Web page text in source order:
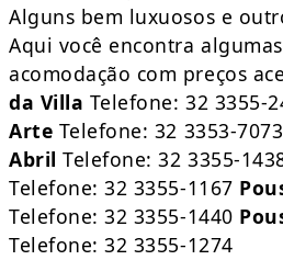
Alguns bem luxuosos e
Aqui você encontra
acomodação com preços
da Villa Telefone: 32 3355-
Arte Telefone: 32 3353-7073
Abril Telefone: 32 3355-
Telefone: 32 3355-1167
Telefone: 32 3355-1440
Telefone: 32 3355-1274